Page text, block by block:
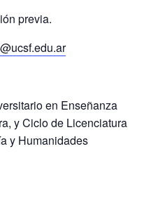
previa.
en Enseñanza
y Ciclo de Licenciatura
y Humanidades